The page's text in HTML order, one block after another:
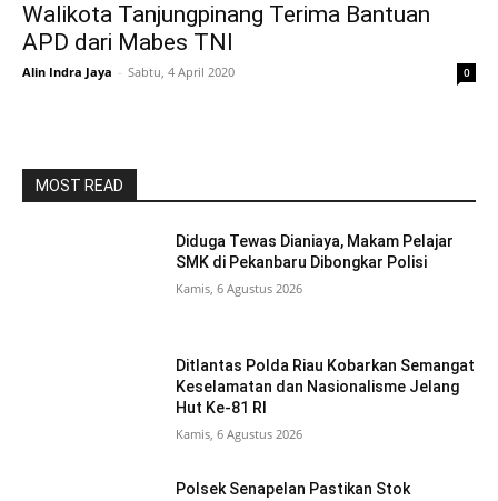
Walikota Tanjungpinang Terima Bantuan
APD dari Mabes TNI
Alin Indra Jaya - Sabtu, 4 April 2020 0
MOST READ
Diduga Tewas Dianiaya, Makam Pelajar
SMK di Pekanbaru Dibongkar Polisi
Kamis, 6 Agustus 2026
Ditlantas Polda Riau Kobarkan Semangat
Keselamatan dan Nasionalisme Jelang
Hut Ke-81 RI
Kamis, 6 Agustus 2026
Polsek Senapelan Pastikan Stok